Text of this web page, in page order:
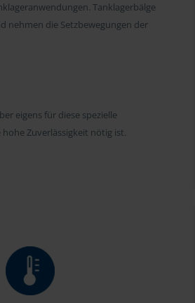
Tanklagerbälge
nehmen die Setzbewegungen der
eigens für diese spezielle
Zuverlässigkeit nötig ist.